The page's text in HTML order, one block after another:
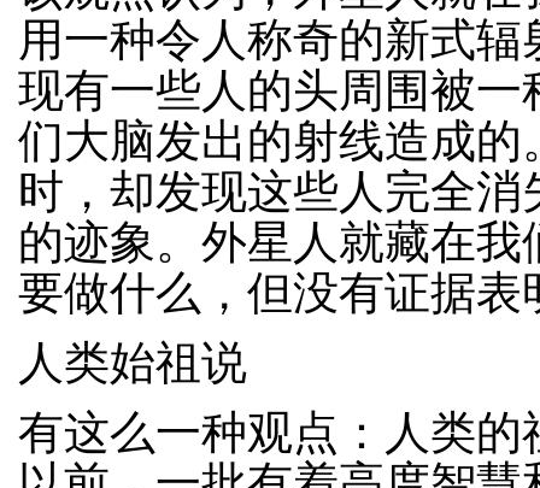
用一种令人称奇的新式
现有一些人的头周围被
们大脑发出的射线造成
时，却发现这些人完全
的迹象。外星人就藏在
要做什么，但没有证据
人类始祖说
有这么一种观点：人类